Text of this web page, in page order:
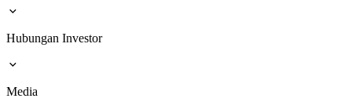
Hubungan Investor
Media